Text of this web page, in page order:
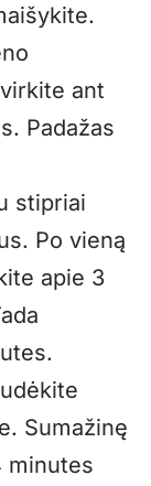
ant
Padažas
stipriai
Po vieną
apie 3
Sumažinę
minutes